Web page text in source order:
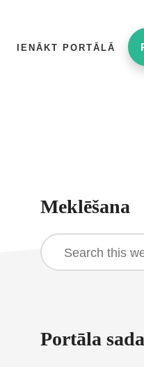
IENĀKT PORTĀLĀ
Sidebar
Meklēšana
Search
this
website
Portāla